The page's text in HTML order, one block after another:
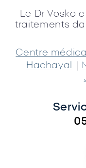
Le Dr Vosko
traitements
Centre
Hachayal
|